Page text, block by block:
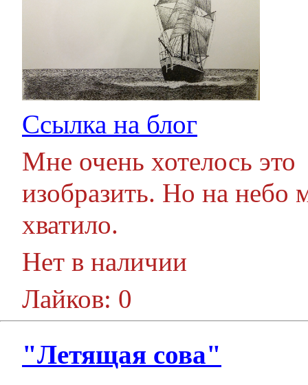
Ссылка на блог
Мне очень хотелось это
изобразить. Но на небо
хватило.
Нет в наличии
Лайков: 0
"Летящая сова"